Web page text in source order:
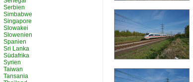
Serbien
Simbabwe
Singapore
Slowakei
Slowenien
Spanien
Sri Lanka
Südafrika
Syrien
Taiwan
Tansania